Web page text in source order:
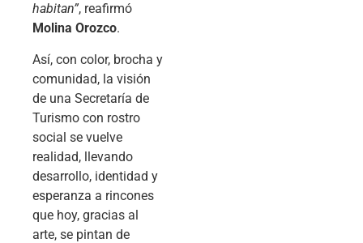
habitan”, reafirmó
Molina Orozco.
Así, con color, brocha y
comunidad, la visión
de una Secretaría de
Turismo con rostro
social se vuelve
realidad, llevando
desarrollo, identidad y
esperanza a rincones
que hoy, gracias al
arte, se pintan de